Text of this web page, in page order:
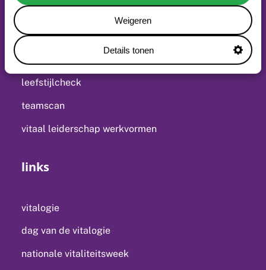
Weigeren
Details tonen
doelenkaart
doezeltest
leefstijlcheck
teamscan
vitaal leiderschap werkvormen
links
vitalogie
dag van de vitalogie
nationale vitaliteitsweek